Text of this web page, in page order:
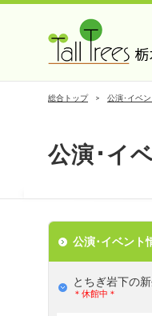
総合トップ 公演･イベ
公演･イ
公演･イベント
とちぎ岩下の
＊休館中＊